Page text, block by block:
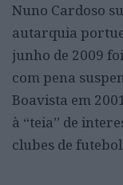
Nuno Cardoso
autarquia
junho de 2009
com pena
Boavista em
à “teia” de
clubes de